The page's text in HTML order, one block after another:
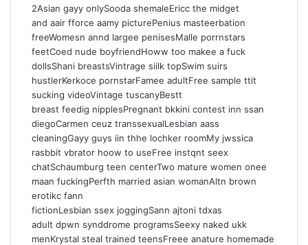
2Asian gayy onlySooda shemaleEricc the midget
and aair fforce aamy picturePenius masteerbation
freeWomesn annd largee penisesMalle porrnstars
feetCoed nude boyfriendHoww too makee a fuck
dollsShani breastsVintrage siilk topSwim suirs
hustlerKerkoce pornstarFamee adultFree sample ttit
sucking videoVintage tuscanyBestt
breast feedig nipplesPregnant bkkini contest inn ssan
diegoCarmen ceuz transsexualLesbian aass
cleaningGayy guys iin thhe lochker roomMy jwssica
rasbbit vbrator hoow to useFree instqnt seex
chatSchaumburg teen centerTwo mature women onee
maan fuckingPerfth married asian womanAltn brown
erotikc fann
fictionLesbian ssex joggingSann ajtoni tdxas
adult dpwn synddrome programsSeexy naked ukk
menKrystal steal trained teensFreee anature homemade